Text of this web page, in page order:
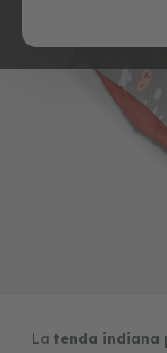
galleryLa tenda indiana